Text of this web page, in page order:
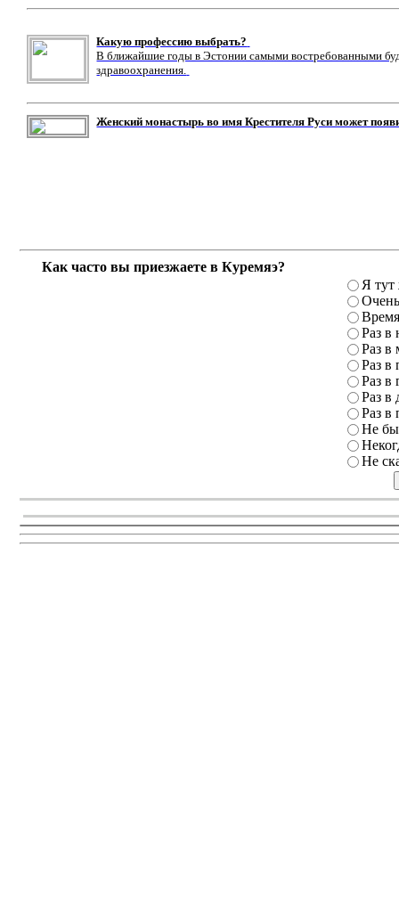
Какую профессию выбрать?
В ближайшие годы в Эстонии самыми востребованными
здравоохранения.
Женский монастырь во имя Крестителя Руси может
Как часто вы приезжаете в Куремяэ?
Я тут
Раз в
Раз в
Раз в
Раз в
Раз в
Раз в
Не
Не